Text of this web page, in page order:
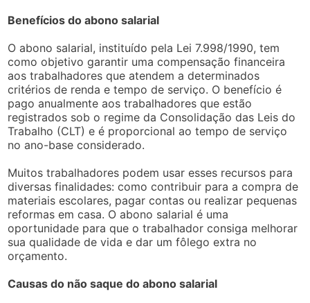
Benefícios do abono salarial
O abono salarial, instituído pela Lei 7.998/1990, tem
como objetivo garantir uma compensação financeira
aos trabalhadores que atendem a determinados
critérios de renda e tempo de serviço. O benefício é
pago anualmente aos trabalhadores que estão
registrados sob o regime da Consolidação das Leis do
Trabalho (CLT) e é proporcional ao tempo de serviço
no ano-base considerado.
Muitos trabalhadores podem usar esses recursos para
diversas finalidades: como contribuir para a compra de
materiais escolares, pagar contas ou realizar pequenas
reformas em casa. O abono salarial é uma
oportunidade para que o trabalhador consiga melhorar
sua qualidade de vida e dar um fôlego extra no
orçamento.
Causas do não saque do abono salarial